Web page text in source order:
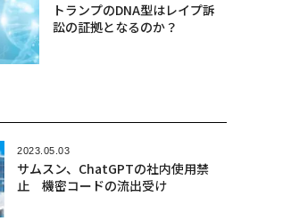
トランプのDNA型はレイプ訴
訟の証拠となるのか？
2023.05.03
サムスン、ChatGPTの社内使用禁
止 機密コードの流出受け